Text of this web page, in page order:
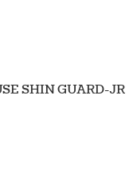
SHIN GUARD-JR